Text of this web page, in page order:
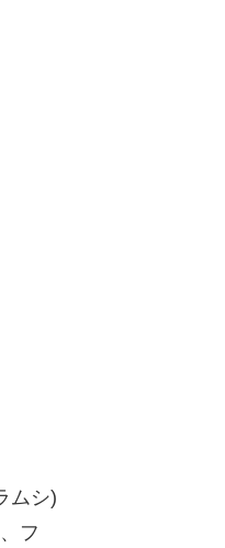
ムシ)
フ